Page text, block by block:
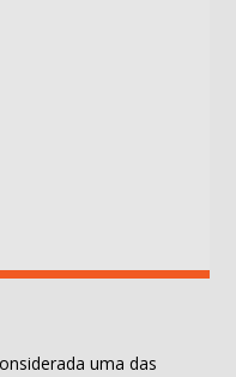
uma das